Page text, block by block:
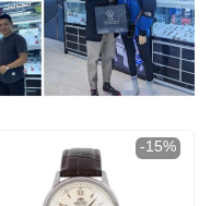
-15%